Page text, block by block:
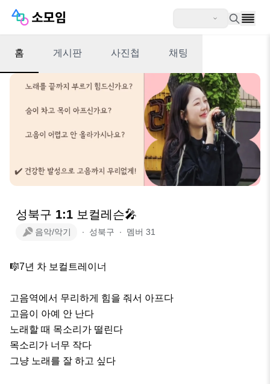
홈 게시판 사진첩 채팅
성북구 1:1 보컬레슨🎤
음악/악기 ∙ 성북구 ∙ 멤버 31
🎼7년 차 보컬트레이너
고음역에서 무리하게 힘을 줘서 아프다
고음이 아예 안 난다
노래할 때 목소리가 떨린다
목소리가 너무 작다
그냥 노래를 잘 하고 싶다